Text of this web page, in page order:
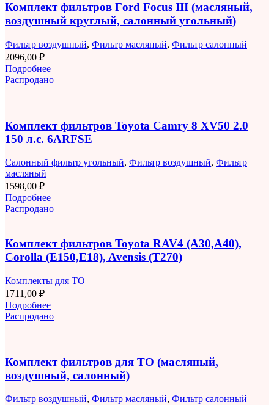
Комплект фильтров Ford Focus III (масляный,
воздушный круглый, салонный угольный)
Фильтр воздушный, Фильтр масляный, Фильтр салонный
2096,00 ₽
Подробнее
Распродано
Комплект фильтров Toyota Camry 8 XV50 2.0
150 л.с. 6ARFSE
Салонный фильтр угольный, Фильтр воздушный, Фильтр
масляный
1598,00 ₽
Подробнее
Распродано
Комплект фильтров Toyota RAV4 (A30,A40),
Corolla (E150,E18), Avensis (T270)
Комплекты для ТО
1711,00 ₽
Подробнее
Распродано
Комплект фильтров для ТО (масляный,
воздушный, салонный)
Фильтр воздушный, Фильтр масляный, Фильтр салонный